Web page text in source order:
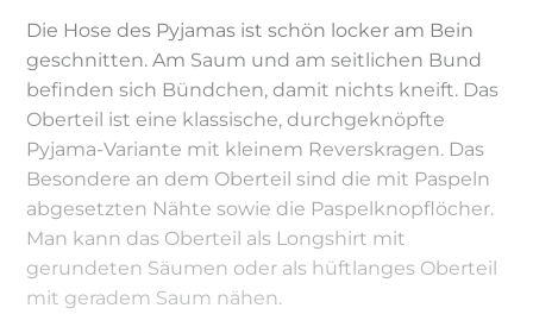
Die Hose des Pyjamas ist schön locker am Bein
geschnitten. Am Saum und am seitlichen Bund
befinden sich Bündchen, damit nichts kneift. Das
Oberteil ist eine klassische, durchgeknöpfte
Pyjama-Variante mit kleinem Reverskragen. Das
Besondere an dem Oberteil sind die mit Paspeln
abgesetzten Nähte sowie die Paspelknopflöcher.
Man kann das Oberteil als Longshirt mit
gerundeten Säumen oder als hüftlanges Oberteil
mit geradem Saum nähen.